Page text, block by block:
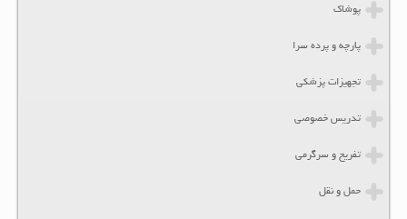
پوشاک
پارچه و پرده سرا
تجهیزات پزشکی
تدریس خصوصی
تفریح و سرگرمی
حمل و نقل